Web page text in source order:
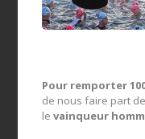
Pour remporter
de nous faire part
levainqueur